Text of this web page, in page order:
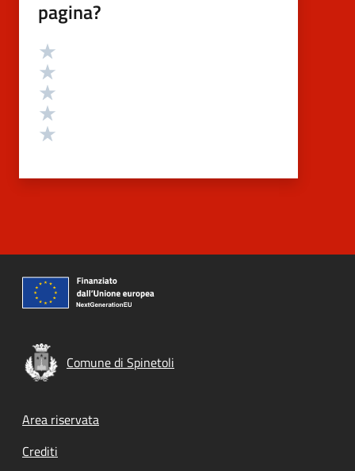
pagina?
Valutazione
Comune di Spinetoli
Footer menu
Area riservata
Crediti